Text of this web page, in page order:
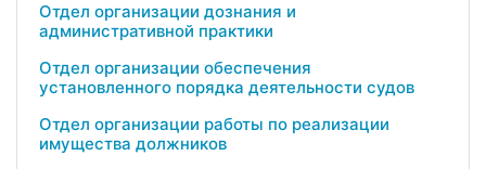
Отдел организации дознания и
административной практики
Отдел организации обеспечения
установленного порядка деятельности судов
Отдел организации работы по реализации
имущества должников